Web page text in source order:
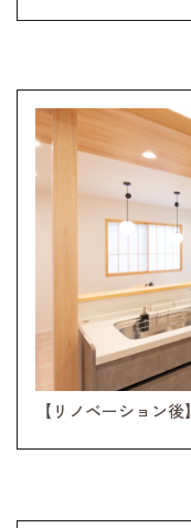
【リノベーション後】